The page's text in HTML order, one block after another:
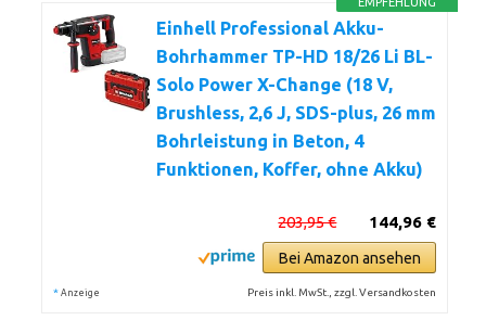
Einhell Professional Akku-
Bohrhammer TP-HD 18/26 Li BL-
Solo Power X-Change (18 V,
Brushless, 2,6 J, SDS-plus, 26 mm
Bohrleistung in Beton, 4
Funktionen, Koffer, ohne Akku)
144,96 €
203,95 €
Bei Amazon ansehen
* Anzeige Preis inkl. MwSt., zzgl. Versandkosten